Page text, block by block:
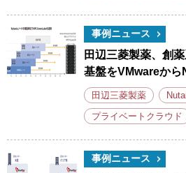
事例ニュース
田辺三菱製薬、創
基盤をVMwareか
田辺三菱製薬
プライベートクラウド
事例ニュース